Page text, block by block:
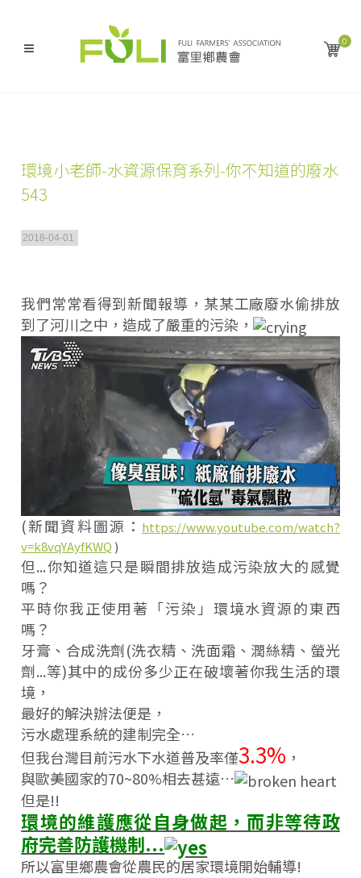
0
環境小老師-水資源保育系列-你不知道的廢水
543
2018-04-01
我們常常看得到新聞報導，某某工廠廢水偷排放
到了河川之中，造成了嚴重的污染，
(新聞資料圖源： https://www.youtube.com/watch?
v=k8vqYAyfKWQ )
但...你知道這只是瞬間排放造成污染放大的感覺
嗎？
平時你我正使用著「污染」環境水資源的東西
嗎？
牙膏、合成洗劑(洗衣精、洗面霜、潤絲精、螢光
劑...等)其中的成份多少正在破壞著你我生活的環
境，
最好的解決辦法便是，
污水處理系統的建制完全…
但我台灣目前污水下水道普及率僅3.3% ，
與歐美國家的70~80%相去甚遠…
但是!!
環境的維護應從自身做起，而非等待政
府完善防護機制...
所以富里鄉農會從農民的居家環境開始輔導!